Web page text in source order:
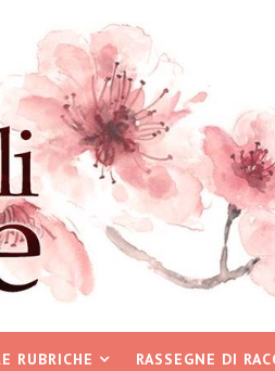
RUBRICHE RASSEGNE DI